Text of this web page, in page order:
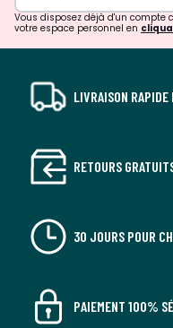
Vous disposez déjà d'un compte
votre espace personnel en
LIVRAISON RAPIDE
RETOURS
30 JOURS POUR
PAIEMENT 100%